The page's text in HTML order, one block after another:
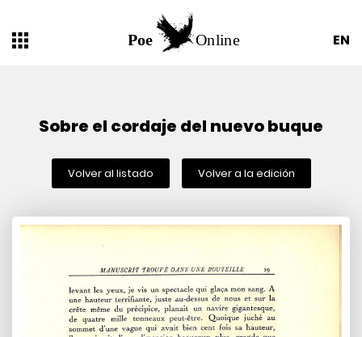
EN
Sobre el cordaje del nuevo buque
Volver al listado Volver a la edición